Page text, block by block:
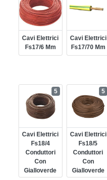
Cavi Elettrici
Fs17/6 Mm
Cavi Elettrici
Fs17/70 Mm
Cavi Elettrici
Fs18/4
Conduttori
Con
Gialloverde
5
Cavi Elettrici
Fs18/5
Conduttori
Con
Gialloverde
5